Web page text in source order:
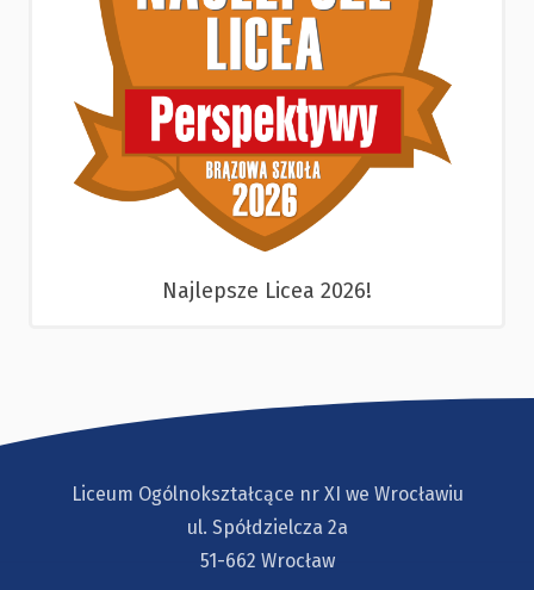
Najlepsze Licea 2026!
Liceum Ogólnokształcące nr XI we Wrocławiu
ul. Spółdzielcza 2a
51-662 Wrocław